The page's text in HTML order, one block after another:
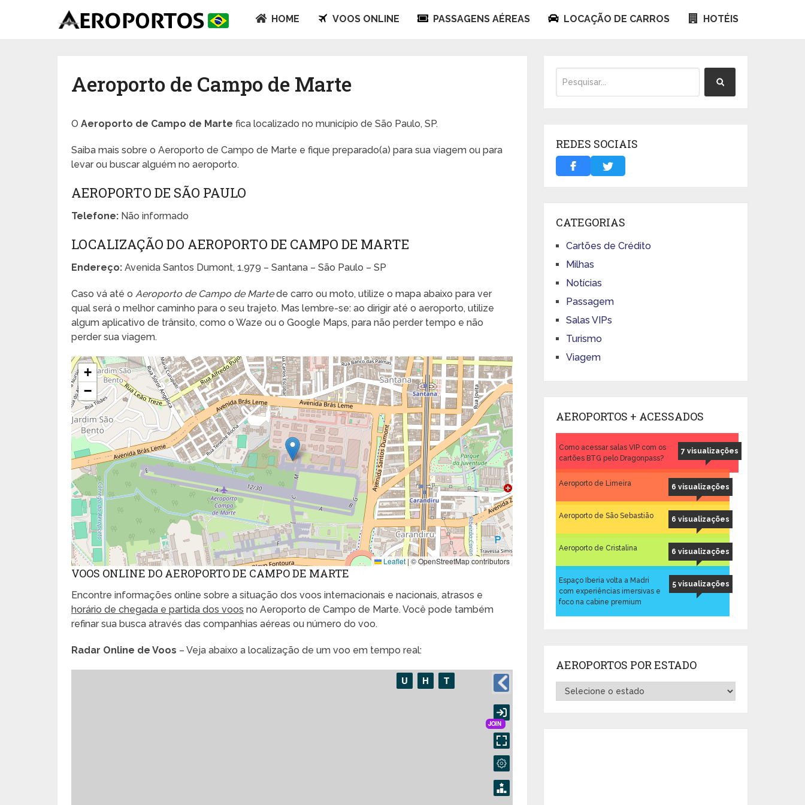
HOME VOOS ONLINE PASSAGENS AÉREAS LOCAÇÃO DE CARROS HOTÉIS
Aeroporto de Campo de Marte
OAeroporto de Campo de Marte fica localizado no município de São Paulo, SP.
Saiba mais sobre o Aeroporto de Campo de Marte e fique preparado(a) para sua viagem ou para
levar ou buscar alguém no aeroporto.
AEROPORTO DE SÃO PAULO
Telefone: Não informado
LOCALIZAÇÃO DO AEROPORTO DE CAMPO DE MARTE
Endereço: Avenida Santos Dumont, 1.979 – Santana – São Paulo – SP
Caso vá até o Aeroporto de Campo de Martede carro ou moto, utilize o mapa abaixo para ver
qual será o melhor caminho para o seu trajeto. Mas lembre-se: ao dirigir até o aeroporto, utilize
algum aplicativo de trânsito, como o Waze ou o Google Maps, para não perder tempo e não
perder sua viagem.
+
−
Leaflet |© OpenStreetMap contributors
VOOS ONLINE DO AEROPORTO DE CAMPO DE MARTE
Encontre informações online sobre a situação dos voos internacionais e nacionais, atrasos e
horário de chegada e partida dos voos no Aeroporto de Campo de Marte. Você pode também
refinar sua busca através das companhias aéreas ou número do voo.
Radar Online de Voos – Veja abaixo a localização de um voo em tempo real:
REDES SOCIAIS
CATEGORIAS
Cartões de Crédito
Milhas
Notícias
Passagem
Salas VIPs
Turismo
Viagem
AEROPORTOS + ACESSADOS
7 visualizações
Como acessar salas VIP com os
cartões BTG pelo Dragonpass?
6 visualizações
Aeroporto de Limeira
6 visualizações
Aeroporto de São Sebastião
6 visualizações
Aeroporto de Cristalina
5 visualizações
Espaço Iberia volta a Madri
com experiências imersivas e
foco na cabine premium
AEROPORTOS POR ESTADO
Aeroportos
por